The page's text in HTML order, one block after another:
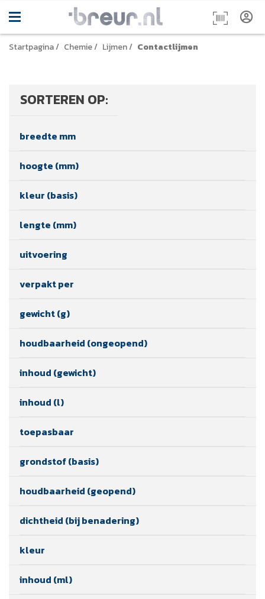
Startpagina/ Chemie/ Lijmen/ Contactlijmen
SORTEREN OP:
breedte mm
hoogte (mm)
kleur (basis)
lengte (mm)
uitvoering
verpakt per
gewicht (g)
houdbaarheid (ongeopend)
inhoud (gewicht)
inhoud (l)
toepasbaar
grondstof (basis)
houdbaarheid (geopend)
dichtheid (bij benadering)
kleur
inhoud (ml)